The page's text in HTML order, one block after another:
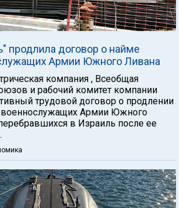
продлила договор о найме
Армии Южного Ливана
компания , Всеобщая
и рабочий комитет компании
трудовой договор о продлении
Армии Южного
в Израиль после ее